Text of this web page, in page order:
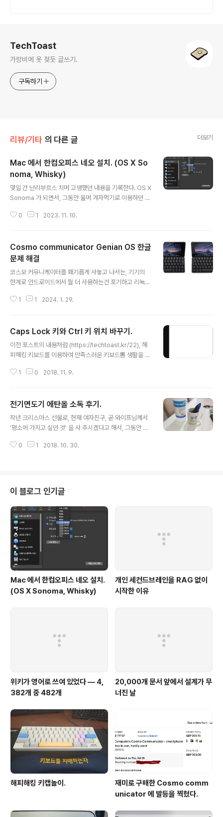
TechToast
가랑비에 옷 젖듯 글쓰기.
구독하기
리뷰/기타 의 다른 글 더보기
Mac 에서 한컴오피스 네오 설치. (OS X So
noma, Whisky)
몇일 간 난리부르스 치며 고생했던 내용을 기록한다. OS X
Sonoma 가 되면서, 그동안 울며 겨자먹기로 이용하던 맥
그림이 보이지 않기 시작한 것. 당장 머리속에 떠오른 방법
을 너무 많이 잡아먹기도 하고 잡아먹은 만큼의 활용도도
너무 심하게 떨어졌다. 특히, 교육할인을 받아 구매한 Par
allels 는 Standard license 라서, 램을 8GB까지밖에
설정하지 못해서 큰 문서를 여는데 답답해서 도저히 사용
할 수가 없었다. 그래서 과감하게 환불을 질러버리고. 가장
이상적인 건 Wine stable 8 버전대로 올..
0 1 2023. 11. 10.
Cosmo communicator Genian OS 한글
문제 해결
코스모 커뮤니케이터를 패기롭게 사놓고 나서는, 기기의
한계로 안드로이드에서 뭘 더 사용하는건 포기하고 리눅스
/ Ubuntu 계열인 듯. 일단 설치하면 US 키보드 배열로 되
필수적으로 쓰이는 백슬래쉬가 한글 키보드 위치에서는 fn
+ m 인데, 영문 키보드에서는 shift + , 인 것. 일단 세팅을
해야 하니 부들부들 떨며 짜증팍팍 내며 영어 키보드 자판
이드에서는 자소분리 일어나긴 했지만 레이아웃을 지원은
1 1 2024. 1. 29.
Caps Lock 키와 Ctrl 키 위치 바꾸기.
이전 포스트의 내용처럼 (https://techtoast.kr/22), 해
피해킹 키보드를 이용하여 만족스러운 키보드뽐 생활을 즐
한 높이의 팔목보호대도 잘 사용하고 있으며, fn 키를 조합
에서 자꾸만 Caps lock 을 누른다는 것. 화살표 키는 있는
대로 그냥저냥 쓸 수 있다고 해도, 일반적인 Caps lock 키
위치를 Ctrl 키로 아주 편하게 사용하게 되면서, 집에 있는
하여 눌러 문제가 생기고 있다. 그래서 구글링을 하고 보니,
1 0 2018. 11. 9.
전기면도기 에탄올 소독 후기.
작년 크리스마스 선물로, 현재 여자친구, 곧 와이프님께서
'평소에 가지고 싶던 것' 을 사 주시겠다고 해서, 그동안 사
다. 모델은 람대쉬 ES-ST37 이라는 모델이었는데, 가격
던 나로써는 소중하고 고귀하게 열심히 사용했었고, 그 와
중에 긁히고 상처나고 덜깎이고 하는 것은 근성과 사랑으
로 감수해 내며, 간지럽고 벌겋게 올라온 턱을 애써 외면하
면서 '원래 이정도 고통은 당연한 거야' 라고 생각하고 늘
지내왔었다. 그런데, 여느날 처럼 전기면도기를 하고 턱이
벌긋벌긋해 진 상태에서 사람들을..
0 1 2018. 10. 30.
이 블로그 인기글
Mac 에서 한컴오피스 네오 설치.
(OS X Sonoma, Whisky)
개인 세컨드브레인을 RAG 없이
시작한 이유
위키가 영어로 쓰여 있었다 — 4,
382개 중 482개
20,000개 문서 앞에서 설계가 무
너진 날
해피해킹 키캡놀이.
재미로 구매한 Cosmo comm
unicator 에 발등을 찍혔다.